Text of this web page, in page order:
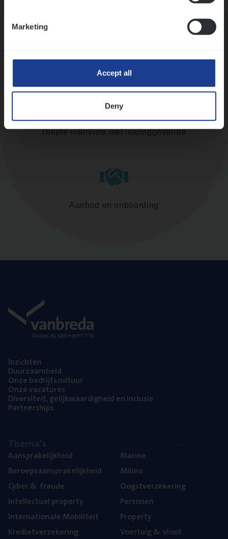
Marketing
Accept all
Deny
Assessment
Diepte-interview met leidinggevende
Aanbod en onboarding
Inzich­ten
Duur­zaam­heid
Onze bedrijfs­cul­tuur
Onze vaca­tu­res
Diver­si­teit, gelijk­waar­dig­heid en inclusie
Part­ner­ships
Aan­spra­ke­lijk­heid
Beroeps­aan­spra­ke­lijk­heid
Cyber& fraude
Intel­lec­tu­al property
Inter­na­ti­o­na­le Mobiliteit
Kre­diet­ver­ze­ke­ring
Mari­ne
Mili­eu
Oogst­ver­ze­ke­ring
Per­so­nen
Pro­per­ty
Voer­tuig& vloot